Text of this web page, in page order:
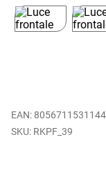
EAN: 8056711531144
RKPF_39